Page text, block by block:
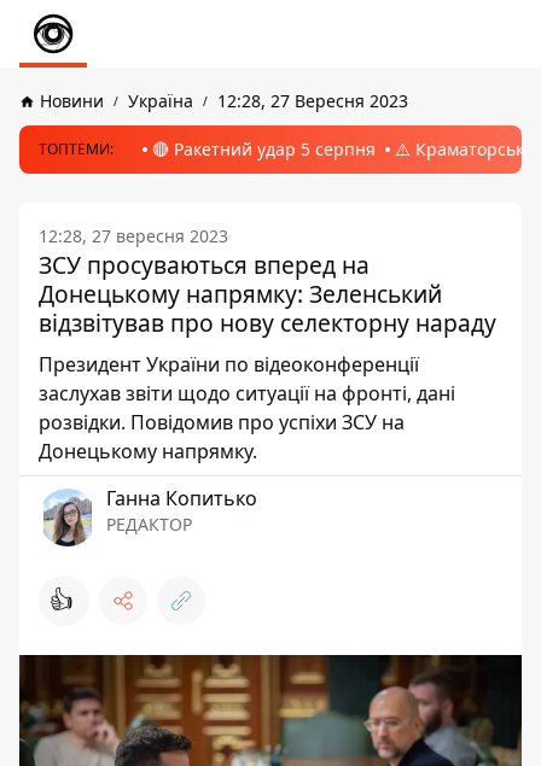
Новини Україна 12:28, 27 Вересня 2023
ТОПТЕМИ: 🔴 Ракетний удар 5 серпня ⚠️ Краматорськ,
12:28, 27 вересня 2023
ЗСУ просуваються вперед на
Донецькому напрямку: Зеленський
відзвітував про нову селекторну нараду
Президент України по відеоконференції
заслухав звіти щодо ситуації на фронті, дані
розвідки. Повідомив про успіхи ЗСУ на
Донецькому напрямку.
Ганна Копитько
РЕДАКТОР
👍